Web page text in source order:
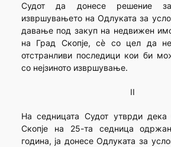
Судот да донесе решение
извршувањето на Одлуката за
давање под закуп на недвижен
на Град Скопје, сè со цел да
отстранливи последици кои би
со нејзиното извршување.
II
На седницата Судот утврди дека
Скопје на 25-та седница
година, ја донесе Одлуката за